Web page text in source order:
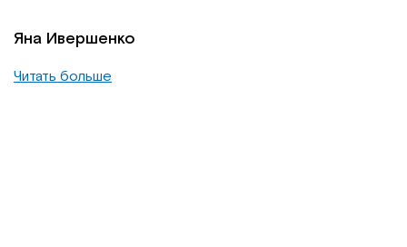
Яна Ивершенко
Читать больше